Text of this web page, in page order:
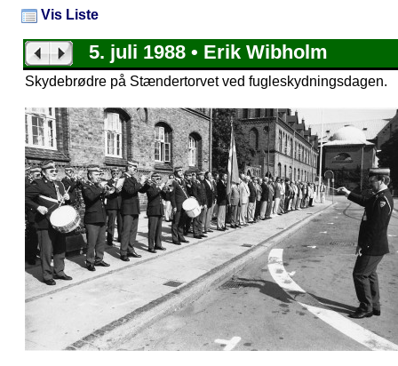
Vis Liste
5. juli 1988 • Erik Wibholm
Skydebrødre på Stændertorvet ved fugleskydningsdagen.